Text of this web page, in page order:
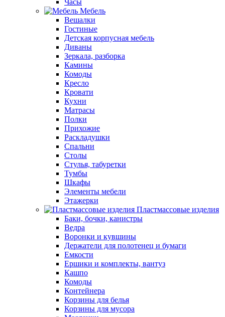
Часы
Мебель
Вешалки
Гостиные
Детская корпусная мебель
Диваны
Зеркала, разборка
Камины
Комоды
Кресло
Кровати
Кухни
Матрасы
Полки
Прихожие
Раскладушки
Спальни
Столы
Стулья, табуретки
Тумбы
Шкафы
Элементы мебели
Этажерки
Пластмассовые изделия
Баки, бочки, канистры
Ведра
Воронки и кувшины
Держатели для полотенец и бумаги
Емкости
Ершики и комплекты, вантуз
Кашпо
Комоды
Контейнера
Корзины для белья
Корзины для мусора